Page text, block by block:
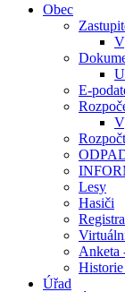
Obec
E-
Lesy
Hasiči
Anketa
Úřad